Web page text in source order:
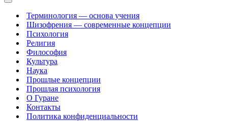
Меню
навигацииТерминология — основа учения
Шизофрения — современные концепции
Психология
Религия
Философия
Культура
Наука
Прошлые концепции
Прошлая психология
О Гуране
Контакты
Политика конфиденциальности